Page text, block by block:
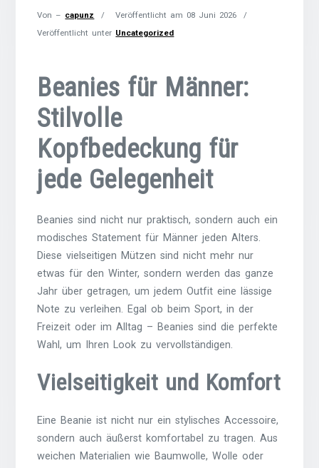
Von – capunz Veröffentlicht am 08 Juni 2026
Veröffentlicht unter Uncategorized
Beanies für Männer:
Stilvolle
Kopfbedeckung für
jede Gelegenheit
Beanies sind nicht nur praktisch, sondern auch ein
modisches Statement für Männer jeden Alters.
Diese vielseitigen Mützen sind nicht mehr nur
etwas für den Winter, sondern werden das ganze
Jahr über getragen, um jedem Outfit eine lässige
Note zu verleihen. Egal ob beim Sport, in der
Freizeit oder im Alltag – Beanies sind die perfekte
Wahl, um Ihren Look zu vervollständigen.
Vielseitigkeit und Komfort
Eine Beanie ist nicht nur ein stylisches Accessoire,
sondern auch äußerst komfortabel zu tragen. Aus
weichen Materialien wie Baumwolle, Wolle oder